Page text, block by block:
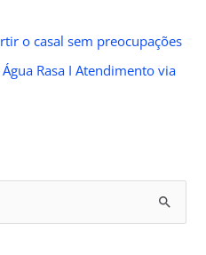
o casal sem preocupações
Rasa I Atendimento via